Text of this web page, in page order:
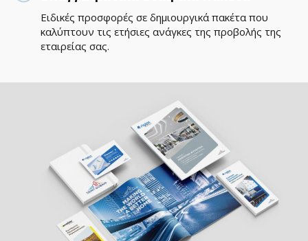
Ειδικές προσφορές σε δημιουργικά πακέτα που
καλύπτουν τις ετήσιες ανάγκες της προβολής της
εταιρείας σας.